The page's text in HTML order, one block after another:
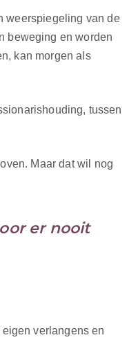
weerspiegeling van de
beweging en worden
kan morgen als
tussen
Maar dat wil nog
er nooit
verlangens en